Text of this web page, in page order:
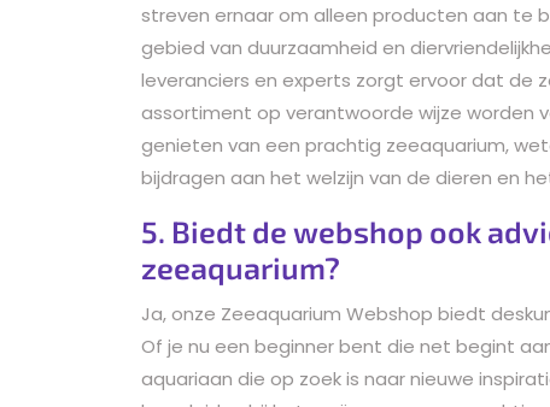
streven ernaar om alleen producten aan te
gebied van duurzaamheid en
leveranciers en experts zorgt ervoor dat de
assortiment op verantwoorde wijze worden
genieten van een prachtig zeeaquarium,
bijdragen aan het welzijn van de dieren en
5. Biedt de webshop ook
zeeaquarium?
Ja, onze Zeeaquarium Webshop biedt
Of je nu een beginner bent die net begint
aquariaan die op zoek is naar nieuwe